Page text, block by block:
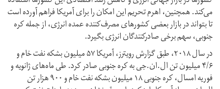
می‌کند. همچنین، اهرم تحریم این امکان را برای آمریکا فراهم آورده است
تا بتواند در بازار بعضی کشورهای مصرف‌کننده عمده انرژی، از جمله کره
جنوبی، سهم برخی صادرکنندگان انرژی بگیرد.
در سال ۲۰۱۸، طبق گزارش رویترز، آمریکا ۵۷ میلیون بشکه نفت خام و
۴/۶ میلیون تن ال.ان.جی به کره جنوبی صادر کرد. طی ماه‌های ژانویه و
فوریه امسال، کره جنوبی ۱۸ میلیون بشکه نفت خام و ۹۰۰ هزار تن